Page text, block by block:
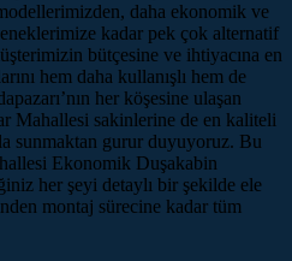
daha ekonomik ve
kadar pek çok alternatif
bütçesine ve ihtiyacına en
hem daha kullanışlı hem de
her köşesine ulaşan
Mahallesi sakinlerine de en kaliteli
sunmaktan gurur duyuyoruz. Bu
Ekonomik Duşakabin
her şeyi detaylı bir şekilde ele
montaj sürecine kadar tüm